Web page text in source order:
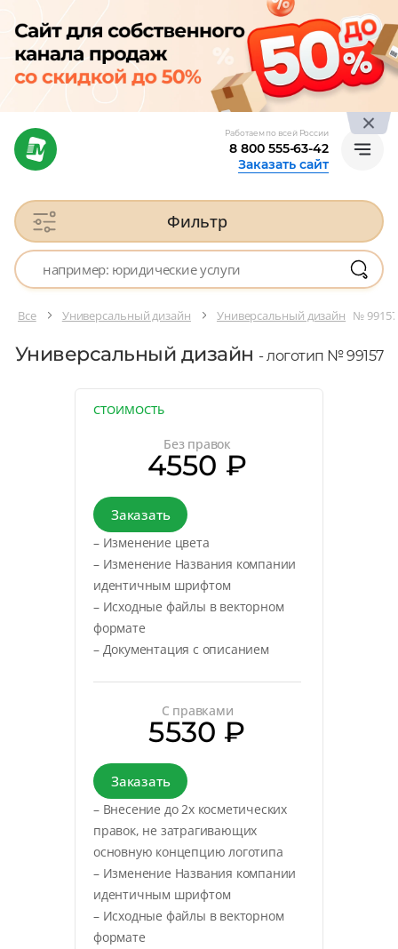
Работаем по всей России
8 800 555-63-42
Заказать сайт
Фильтр
Все Универсальный дизайн Универсальный дизайн № 99157
Универсальный дизайн - логотип № 99157
СТОИМОСТЬ
Без правок
4550 ₽
Заказать
– Изменение цвета
– Изменение Названия компании
идентичным шрифтом
– Исходные файлы в векторном
формате
– Документация с описанием
С правками
5530 ₽
Заказать
– Внесение до 2х косметических
правок, не затрагивающих
основную концепцию логотипа
– Изменение Названия компании
идентичным шрифтом
– Исходные файлы в векторном
формате